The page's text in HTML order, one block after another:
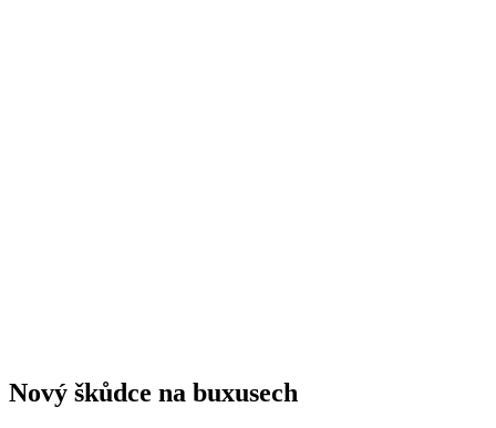
Nový škůdce na buxusech